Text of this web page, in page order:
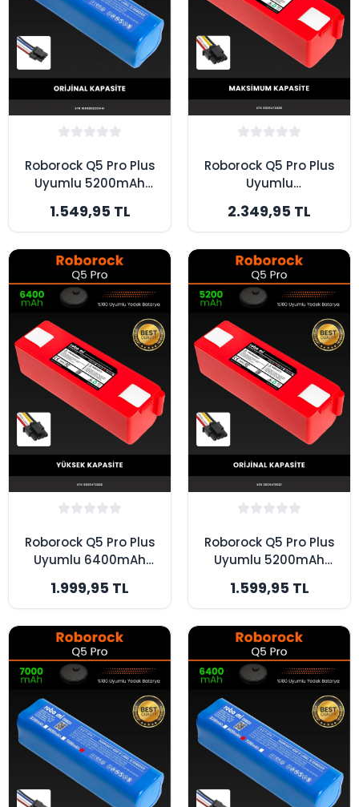
Roborock Q5 Pro Plus
Uyumlu 5200mAh
Bataryası - Kutusuz
Model - Orijinal
Kapasite
1.549,95 TL
Roborock Q5 Pro Plus
Uyumlu
Süpürge Bataryası -
Box - Maksimum
Kapasite
2.349,95 TL
Roborock Q5 Pro Plus
Uyumlu 6400mAh
Bataryası - Box -
Yüksek Kapasite
1.999,95 TL
Roborock Q5 Pro Plus
Uyumlu 5200mAh
Bataryası - Box -
Orijinal Kapasite
1.599,95 TL